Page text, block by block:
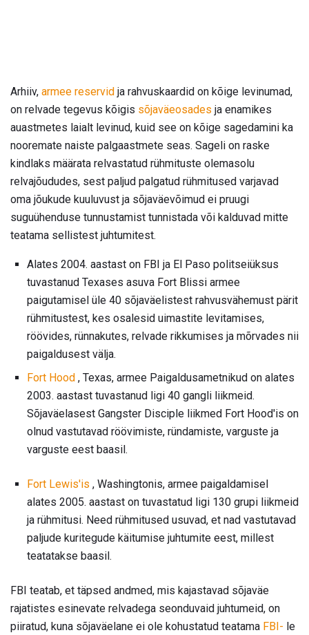
Arhiiv, armee reservid ja rahvuskaardid on kõige levinumad,
on relvade tegevus kõigis sõjaväeosades ja enamikes
auastmetes laialt levinud, kuid see on kõige sagedamini ka
nooremate naiste palgaastmete seas. Sageli on raske
kindlaks määrata relvastatud rühmituste olemasolu
relvajõududes, sest paljud palgatud rühmitused varjavad
oma jõukude kuuluvust ja sõjaväevõimud ei pruugi
suguühenduse tunnustamist tunnistada või kalduvad mitte
teatama sellistest juhtumitest.
Alates 2004. aastast on FBI ja El Paso politseiüksus
tuvastanud Texases asuva Fort Blissi armee
paigutamisel üle 40 sõjaväelistest rahvusvähemust pärit
rühmitustest, kes osalesid uimastite levitamises,
röövides, rünnakutes, relvade rikkumises ja mõrvades nii
paigaldusest välja.
Fort Hood , Texas, armee Paigaldusametnikud on alates
2003. aastast tuvastanud ligi 40 gangli liikmeid.
Sõjaväelasest Gangster Disciple liikmed Fort Hood'is on
olnud vastutavad röövimiste, ründamiste, varguste ja
varguste eest baasil.
Fort Lewis'is , Washingtonis, armee paigaldamisel
alates 2005. aastast on tuvastatud ligi 130 grupi liikmeid
ja rühmitusi. Need rühmitused usuvad, et nad vastutavad
paljude kuritegude käitumise juhtumite eest, millest
teatatakse baasil.
FBI teatab, et täpsed andmed, mis kajastavad sõjaväe
rajatistes esinevate relvadega seonduvaid juhtumeid, on
piiratud, kuna sõjaväelane ei ole kohustatud teatama FBI- le